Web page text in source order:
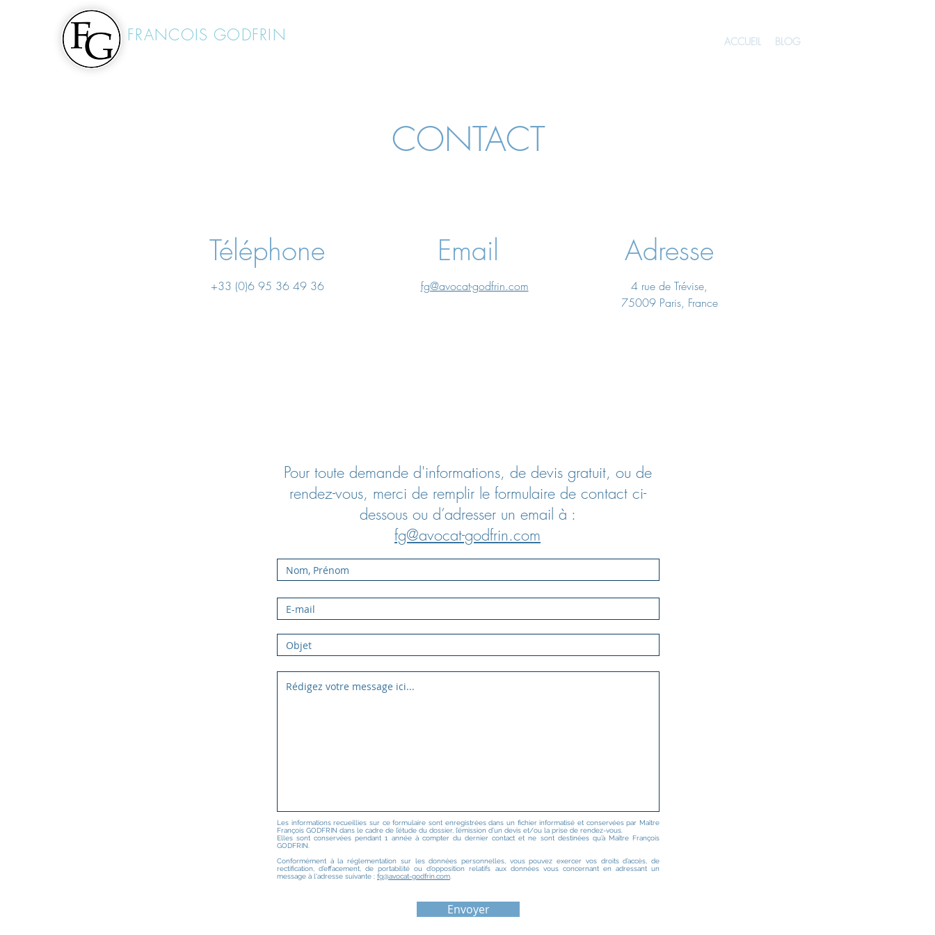
FRANCOIS GODFRIN ACCUEIL BLOG
CONTACT
Téléphone Email Adresse
fg@avocat-godfrin.com
+33 (0)6 95 36 49 36
4 rue de Trévise,
75009 Paris, France
Pour toute demande d'informations, de devis gratuit, ou de
rendez-vous, merci de remplir le formulaire de contact ci-
dessous ou d’adresser un email à :
fg@avocat-godfrin.com
Les informations recueillies sur ce formulaire sont enregistrées dans un fichier informatisé et conservées par Maître
François GODFRIN dans le cadre de l’étude du dossier, l’émission d’un devis et/ou la prise de rendez-vous.
Elles sont conservées pendant 1 année à compter du dernier contact et ne sont destinées qu’à Maître François
GODFRIN.
Conformément à la réglementation sur les données personnelles, vous pouvez exercer vos droits d’accès, de
rectification, d’effacement, de portabilité ou d’opposition relatifs aux données vous concernant en adressant un
message à l'adresse suivante : fg@avocat-godfrin.com
Envoyer